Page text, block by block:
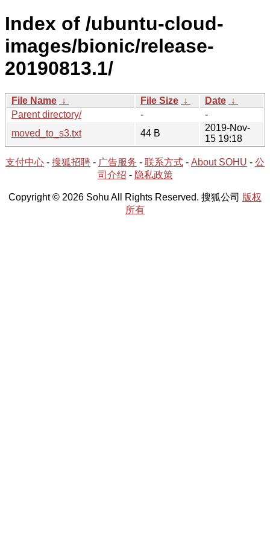
Index of /ubuntu-cloud-
images/bionic/release-
20190813.1/
File Name ↓ File Size ↓ Date ↓
Parent directory/
-
-
moved_to_s3.txt
44 B
2019-Nov-
15 19:18
支付中心 - 搜狐招聘 - 广告服务 - 联系方式 - About SOHU - 公
司介绍 - 隐私政策
Copyright © 2026 Sohu All Rights Reserved. 搜狐公司 版权
所有